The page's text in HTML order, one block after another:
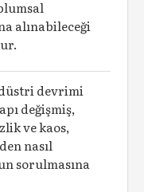
alınabileceği
devrimi
değişmiş,
ve kaos,
nasıl
sorulmasına